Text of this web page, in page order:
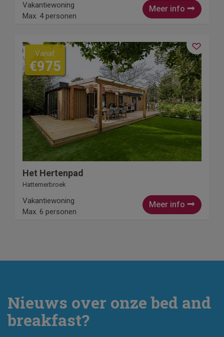
Meer info
Vakantiewoning
Max. 4 personen
Vanaf
€975
Het Hertenpad
Hattemerbroek
Meer info
Vakantiewoning
Max. 6 personen
Nieuws over onze bed and
breakfast?